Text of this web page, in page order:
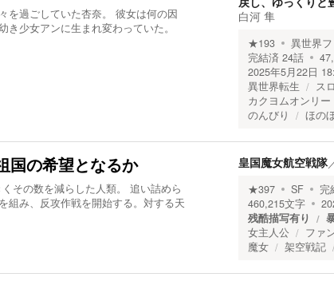
を過ごしていた杏奈。 彼女は何の因
少女アンに生まれ変わっていた。
白河 隼
★193
異世界
完結済 24話
2025年5月22日
異世界転生
ス
カクヨムオンリー
のんびり
ほの
国の希望となるか
その数を減らした人類。 追い詰めら
組み、反攻作戦を開始する。対する天
皇国魔女航空戦隊
★397 SF 完
460,215文字
残酷描写有り
女主人公
ファ
魔女
架空戦記